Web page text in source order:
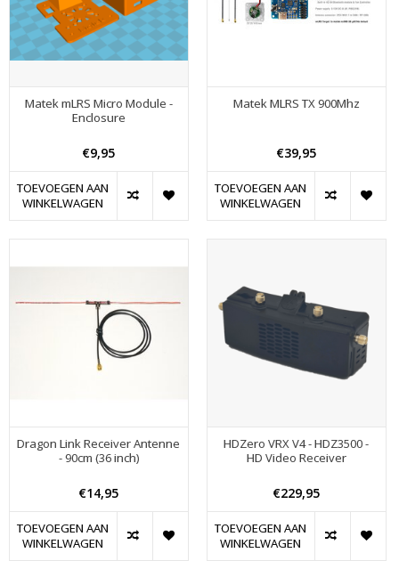
Matek mLRS Micro Module -
Enclosure
€9,95
TOEVOEGEN AAN
WINKELWAGEN
Matek MLRS TX 900Mhz
€39,95
TOEVOEGEN AAN
WINKELWAGEN
Dragon Link Receiver Antenne
- 90cm (36 inch)
€14,95
TOEVOEGEN AAN
WINKELWAGEN
HDZero VRX V4 - HDZ3500 -
HD Video Receiver
€229,95
TOEVOEGEN AAN
WINKELWAGEN